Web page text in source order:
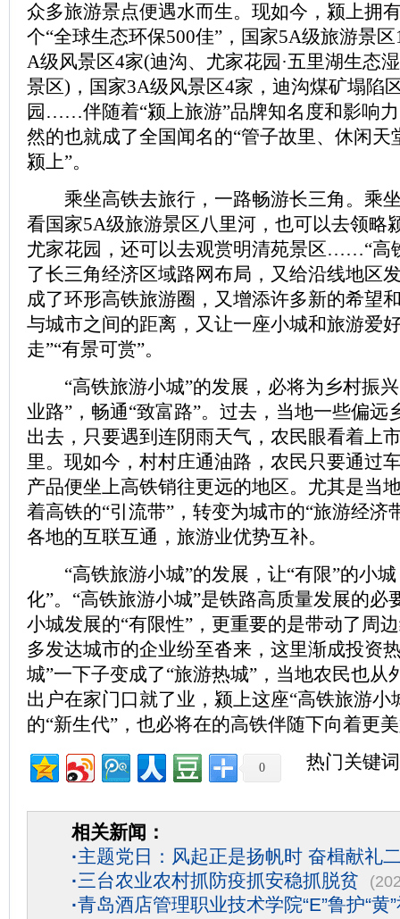
众多旅游景点便遇水而生。现如今，颍上拥
个“全球生态环保500佳”，国家5A级旅游景
A级风景区4家(迪沟、尤家花园·五里湖生态
景区)，国家3A级风景区4家，迪沟煤矿塌陷
园……伴随着“颍上旅游”品牌知名度和影响
然的也就成了全国闻名的“管子故里、休闲天
颍上”。
乘坐高铁去旅行，一路畅游长三角。乘
看国家5A级旅游景区八里河，也可以去领略
尤家花园，还可以去观赏明清苑景区……“高
了长三角经济区域路网布局，又给沿线地区
成了环形高铁旅游圈，又增添许多新的希望
与城市之间的距离，又让一座小城和旅游爱
走”“有景可赏”。
“高铁旅游小城”的发展，必将为乡村振兴
业路”，畅通“致富路”。过去，当地一些偏远
出去，只要遇到连阴雨天气，农民眼看着上
里。现如今，村村庄通油路，农民只要通过
产品便坐上高铁销往更远的地区。尤其是当
着高铁的“引流带”，转变为城市的“旅游经济
各地的互联互通，旅游业优势互补。
“高铁旅游小城”的发展，让“有限”的小城
化”。“高铁旅游小城”是铁路高质量发展的必
小城发展的“有限性”，更重要的是带动了周
多发达城市的企业纷至沓来，这里渐成投资
城”一下子变成了“旅游热城”，当地农民也从
出户在家门口就了业，颍上这座“高铁旅游小
的“新生代”，也必将在的高铁伴随下向着更
0 热门关键
相关新闻：
·主题党日：风起正是扬帆时 奋楫献礼
·三台农业农村抓防疫抓安稳抓脱贫
·青岛酒店管理职业技术学院“E”鲁护“黄